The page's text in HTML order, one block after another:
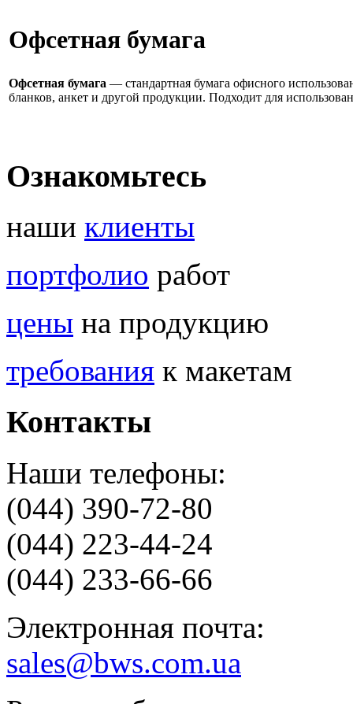
Офсетная бумага
Офсетная бумага — стандартная бумага офисного
бланков, анкет и другой продукции. Подходит для
Ознакомьтесь
наши клиенты
портфолио работ
цены на продукцию
требования к макетам
Контакты
Наши телефоны:
(044) 390-72-80
(044) 223-44-24
(044) 233-66-66
Электронная почта:
sales@bws.com.ua